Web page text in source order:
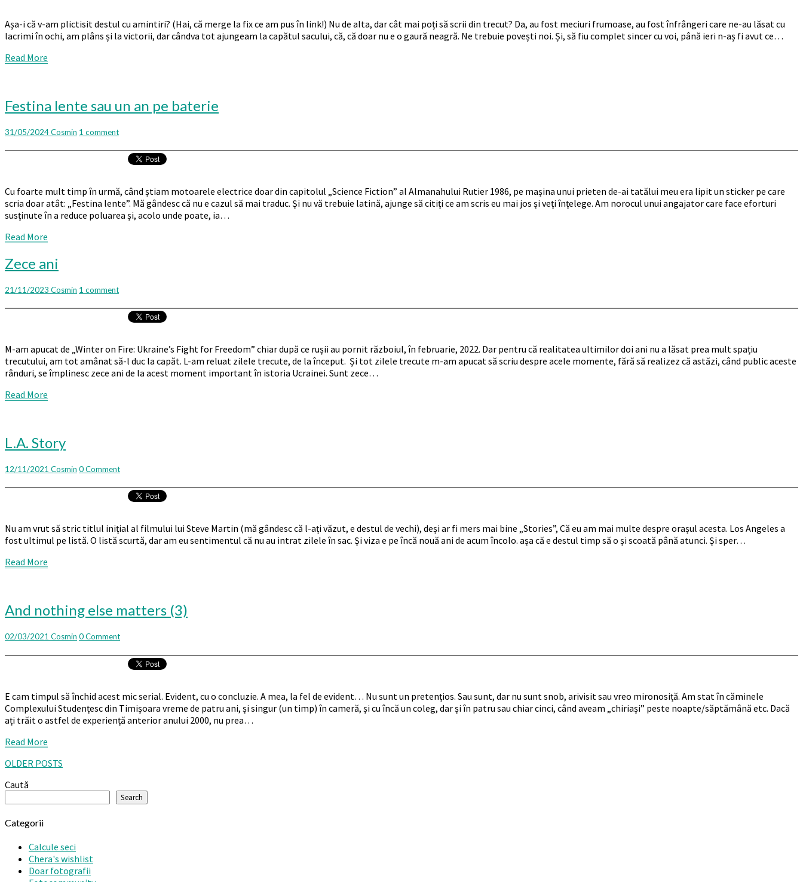
Așa-i că v-am plictisit destul cu amintiri? (Hai, că merge la fix ce am pus în link!) Nu de alta, dar cât mai poți să scrii din trecut? Da, au fost meciuri frumoase, au fost înfrângeri care ne-au lăsat cu
lacrimi în ochi, am plâns și la victorii, dar cândva tot ajungeam la capătul sacului, că, că doar nu e o gaură neagră. Ne trebuie povești noi. Și, să fiu complet sincer cu voi, până ieri n-aș fi avut ce…
Read More
Festina
lente
un
an
Festina lente sau un an pe baterie
31/05/2024Cosmin Comments
1 comment
Cu foarte mult timp în urmă, când știam motoarele electrice doar din capitolul „Science Fiction” al Almanahului Rutier 1986, pe mașina unui prieten de-ai tatălui meu era lipit un sticker pe care
scria doar atât: „Festina lente”. Mă gândesc că nu e cazul să mai traduc. Și nu vă trebuie latină, ajunge să citiți ce am scris eu mai jos și veți înțelege. Am norocul unui angajator care face eforturi
susținute în a reduce poluarea și, acolo unde poate, ia…
Read More
Zece
ani
Zece ani
21/11/2023 Cosmin Comments
1 comment
M-am apucat de „Winter on Fire: Ukraine’s Fight for Freedom” chiar după ce rușii au pornit războiul, în februarie, 2022. Dar pentru că realitatea ultimilor doi ani nu a lăsat prea mult spațiu
trecutului, am tot amânat să-l duc la capăt. L-am reluat zilele trecute, de la început. Și tot zilele trecute m-am apucat să scriu despre acele momente, fără să realizez că astăzi, când public aceste
rânduri, se împlinesc zece ani de la acest moment important în istoria Ucrainei. Sunt zece…
Read More
L.A.
Story
L.A. Story
12/11/2021 Cosmin Comments
0 Comment
Nu am vrut să stric titlul inițial al filmului lui Steve Martin (mă gândesc că l-ați văzut, e destul de vechi), deși ar fi mers mai bine „Stories”, Că eu am mai multe despre orașul acesta. Los Angeles a
fost ultimul pe listă. O listă scurtă, dar am eu sentimentul că nu au intrat zilele în sac. Și viza e pe încă nouă ani de acum încolo. așa că e destul timp să o și scoată până atunci. Și sper…
Read More
And
nothing
else
matters
(3)
And nothing else matters (3)
02/03/2021 Cosmin Comments
0 Comment
E cam timpul să închid acest mic serial. Evident, cu o concluzie. A mea, la fel de evident… Nu sunt un pretențios. Sau sunt, dar nu sunt snob, arivisit sau vreo mironosiță. Am stat în căminele
Complexului Studențesc din Timișoara vreme de patru ani, și singur (un timp) în cameră, și cu încă un coleg, dar și în patru sau chiar cinci, când aveam „chiriași” peste noapte/săptămână etc. Dacă
ați trăit o astfel de experiență anterior anului 2000, nu prea…
Read More
Posts
navigation
OLDER POSTS
Caută
Search
Categorii
Calcule seci
Chera's wishlist
Doar fotografii